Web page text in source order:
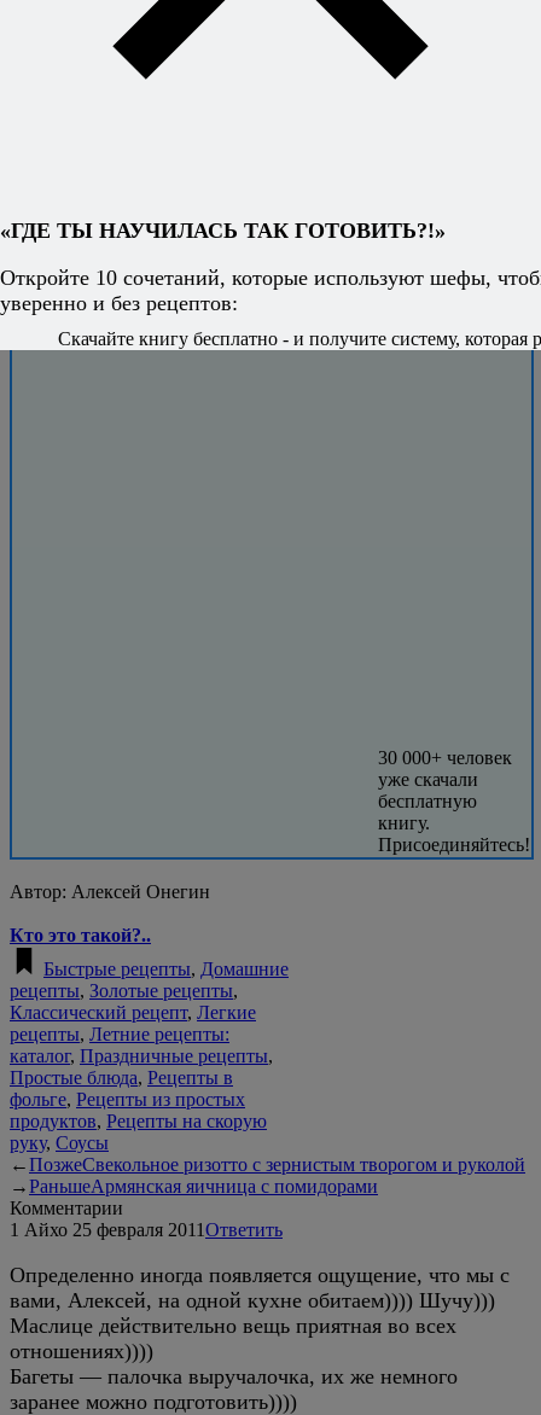
придумывать
блюда на ходу
и знать, что всё
30 000+ человек
уже скачали
бесплатную
книгу.
Присоединяйтесь!
Автор: Алексей Онегин
Кто это такой?..
Быстрые рецепты, Домашние
рецепты, Золотые рецепты,
Классический рецепт, Легкие
рецепты, Летние рецепты:
каталог, Праздничные рецепты,
Простые блюда, Рецепты в
фольге, Рецепты из простых
продуктов, Рецепты на скорую
руку, Соусы
←ПозжеСвекольное ризотто с зернистым творогом и руколой
→РаньшеАрмянская яичница с помидорами
Комментарии
1 Айхо 25 февраля 2011Ответить
Определенно иногда появляется ощущение, что мы с
вами, Алексей, на одной кухне обитаем)))) Шучу)))
Маслице действительно вещь приятная во всех
отношениях))))
Багеты — палочка выручалочка, их же немного
заранее можно подготовить))))
«ГДЕ ТЫ НАУЧИЛАСЬ ТАК ГОТОВИТЬ?!»
Откройте 10 сочетаний, которые используют шефы,
уверенно и без рецептов:
Скачайте книгу бесплатно - и получите систему, которая